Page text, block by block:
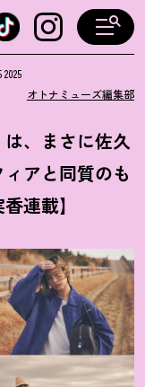
オトナミューズ編集部
、まさに佐久
アと同質のも
連載】